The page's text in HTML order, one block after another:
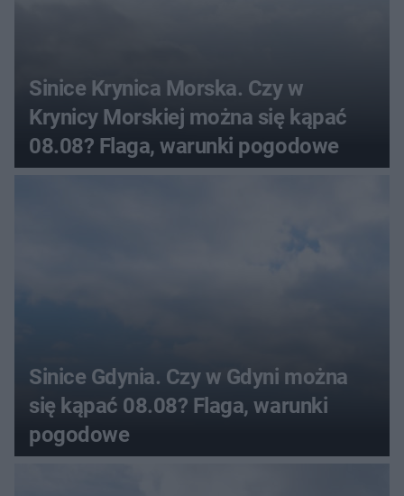
Sinice Krynica Morska. Czy w
Krynicy Morskiej można się kąpać
08.08? Flaga, warunki pogodowe
Sinice Gdynia. Czy w Gdyni można
się kąpać 08.08? Flaga, warunki
pogodowe